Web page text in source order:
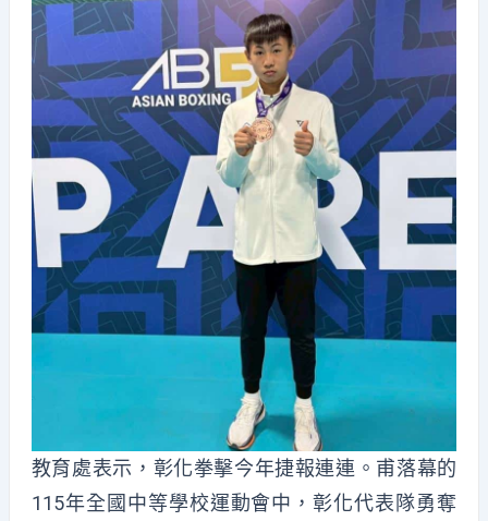
教育處表示，彰化拳擊今年捷報連連。甫落幕的
115年全國中等學校運動會中，彰化代表隊勇奪